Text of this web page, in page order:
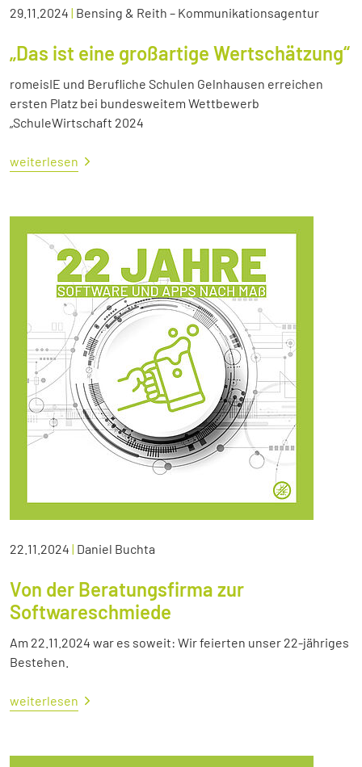
29.11.2024 | Bensing & Reith – Kommunikationsagentur
„Das ist eine großartige Wertschätzung“
romeisIE und Berufliche Schulen Gelnhausen erreichen
ersten Platz bei bundesweitem Wettbewerb
„SchuleWirtschaft 2024
weiterlesen
22.11.2024 | Daniel Buchta
Von der Beratungsfirma zur
Softwareschmiede
Am 22.11.2024 war es soweit: Wir feierten unser 22-jähriges
Bestehen.
weiterlesen